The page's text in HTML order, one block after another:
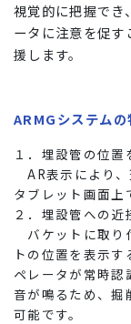
視覚的に把握でき
ータに注意を促
援します。
ARMGシステムの
１．埋設管の位
AR表示により、
タブレット画面上
２．埋設管への
バケットに取り
トの位置を表示
ペレータが常時認
音が鳴るため、掘
可能です。